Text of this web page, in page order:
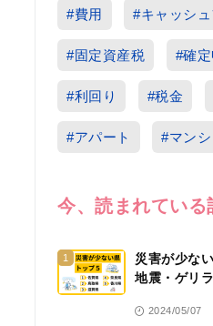
#費用 #キャッシ
#固定資産税 #確
#利回り #税金
#アパート #マン
今、読まれている
1
災害が少な
地震・ゲリ
2024/05/07